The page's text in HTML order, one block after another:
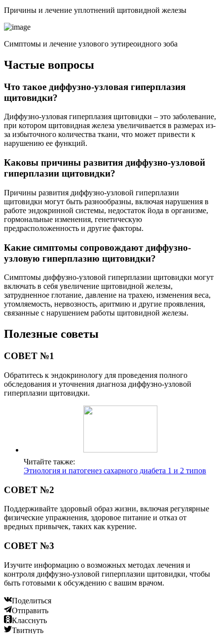
Причины и лечение уплотнений щитовидной железы
Симптомы и лечение узлового эутиреоидного зоба
Частые вопросы
Что такое диффузно-узловая гиперплазия
щитовидки?
Диффузно-узловая гиперплазия щитовидки – это заболевание,
при котором щитовидная железа увеличивается в размерах из-
за избыточного количества ткани, что может привести к
нарушению ее функций.
Каковы причины развития диффузно-узловой
гиперплазии щитовидки?
Причины развития диффузно-узловой гиперплазии
щитовидки могут быть разнообразны, включая нарушения в
работе эндокринной системы, недостаток йода в организме,
гормональные изменения, генетическую
предрасположенность и другие факторы.
Какие симптомы сопровождают диффузно-
узловую гиперплазию щитовидки?
Симптомы диффузно-узловой гиперплазии щитовидки могут
включать в себя увеличение щитовидной железы,
затрудненное глотание, давление на трахею, изменения веса,
утомляемость, нервозность, аритмию и другие проявления,
связанные с нарушением работы щитовидной железы.
Полезные советы
СОВЕТ №1
Обратитесь к эндокринологу для проведения полного
обследования и уточнения диагноза диффузно-узловой
гиперплазии щитовидки.
Читайте также:
Этиология и патогенез сахарного диабета 1 и 2 типов
СОВЕТ №2
Поддерживайте здоровый образ жизни, включая регулярные
физические упражнения, здоровое питание и отказ от
вредных привычек, таких как курение.
СОВЕТ №3
Изучите информацию о возможных методах лечения и
контроля диффузно-узловой гиперплазии щитовидки, чтобы
быть готовыми к обсуждению с вашим врачом.
Поделиться
Отправить
Класснуть
Твитнуть